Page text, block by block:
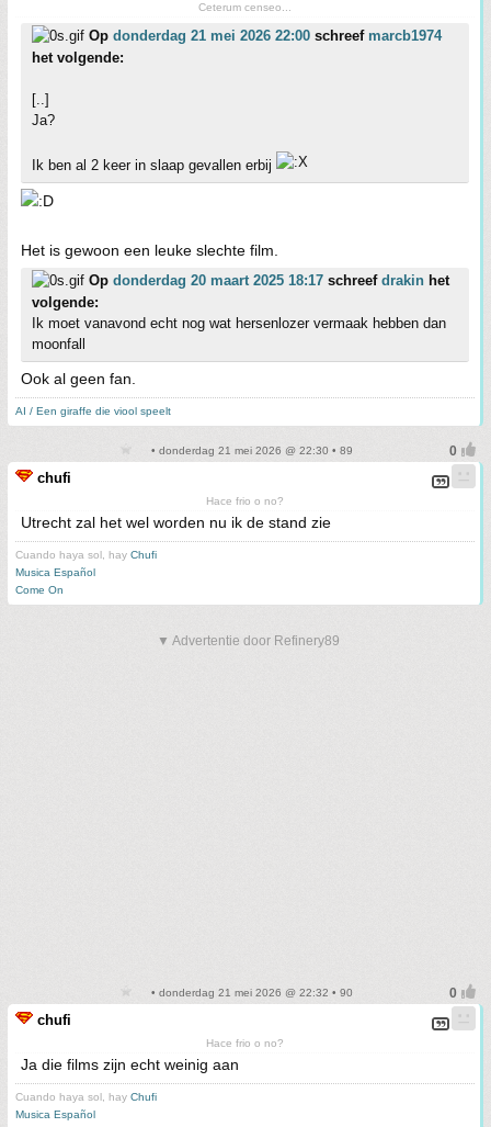
Ceterum censeo...
Op donderdag 21 mei 2026 22:00 schreef marcb1974
het volgende:
[..]
Ja?
Ik ben al 2 keer in slaap gevallen erbij
Het is gewoon een leuke slechte film.
Op donderdag 20 maart 2025 18:17 schreef drakin het
volgende:
Ik moet vanavond echt nog wat hersenlozer vermaak hebben dan
moonfall
Ook al geen fan.
AI / Een giraffe die viool speelt
• donderdag 21 mei 2026 @ 22:30 • 89
chufi
Hace frio o no?
Utrecht zal het wel worden nu ik de stand zie
Cuando haya sol, hay Chufi
Musica Español
Come On
▼ Advertentie door Refinery89
• donderdag 21 mei 2026 @ 22:32 • 90
chufi
Hace frio o no?
Ja die films zijn echt weinig aan
Cuando haya sol, hay Chufi
Musica Español